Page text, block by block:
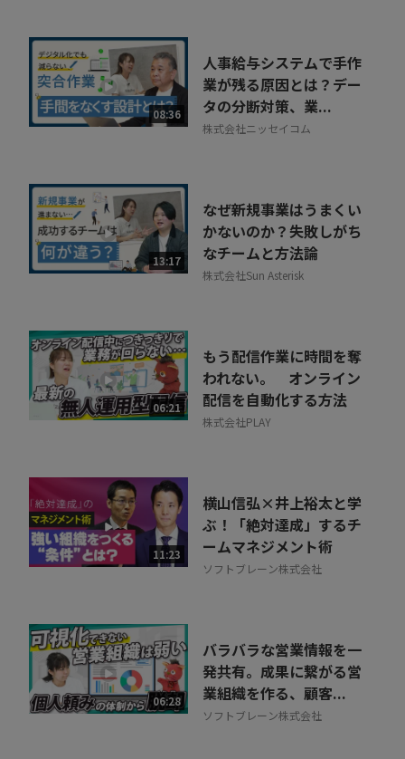
08:36
人事給与システムで手作
業が残る原因とは？デー
タの分断対策、業...
株式会社ニッセイコム
13:17
なぜ新規事業はうまくい
かないのか？失敗しがち
なチームと方法論
株式会社Sun Asterisk
06:21
もう配信作業に時間を奪
われない。 オンライン
配信を自動化する方法
株式会社PLAY
11:23
横山信弘×井上裕太と学
ぶ！「絶対達成」するチ
ームマネジメント術
ソフトブレーン株式会社
06:28
バラバラな営業情報を一
発共有。成果に繋がる営
業組織を作る、顧客...
ソフトブレーン株式会社